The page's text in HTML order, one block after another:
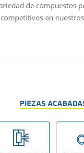
de compuestos
en
PIEZAS